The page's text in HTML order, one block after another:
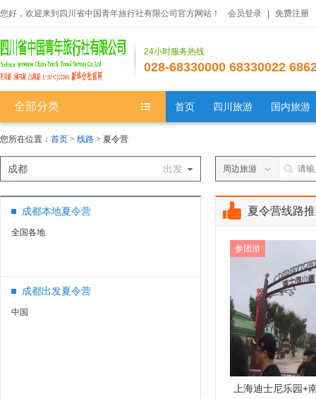
您好，欢迎来到四川省中国青年旅行社有限公司官方网站！ 会员登录 免费注册
24小时服务热线
028-68330000 68330022
全部分类 首页 四川旅游 国内旅游
您所在位置： 首页 > 线路 > 夏令营
出发
成都 周边旅游
成都本地夏令营
全国各地
成都出发夏令营
中国
夏令营线路
参团游
上海迪士尼乐园+